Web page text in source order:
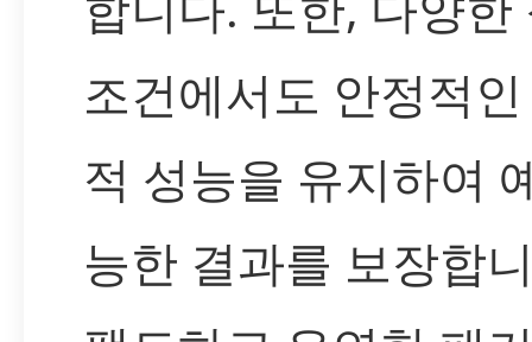
조건에서도 안정적
적 성능을 유지하여
능한 결과를 보장합